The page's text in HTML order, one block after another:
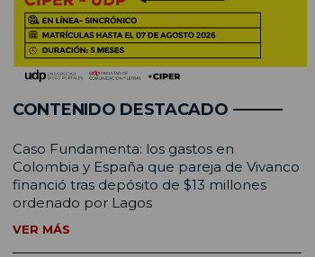
CONTENIDO DESTACADO
Caso Fundamenta: los gastos en
Colombia y España que pareja de Vivanco
financió tras depósito de $13 millones
ordenado por Lagos
VER MÁS